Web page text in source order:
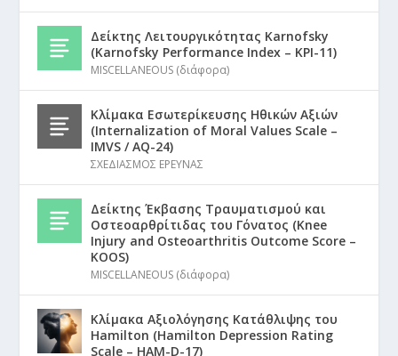
Δείκτης Λειτουργικότητας Karnofsky
(Karnofsky Performance Index – KPI-11)
MISCELLANEOUS (διάφορα)
Κλίμακα Εσωτερίκευσης Ηθικών Αξιών
(Internalization of Moral Values Scale –
IMVS / AQ-24)
ΣΧΕΔΙΑΣΜΟΣ ΕΡΕΥΝΑΣ
Δείκτης Έκβασης Τραυματισμού και
Οστεοαρθρίτιδας του Γόνατος (Knee
Injury and Osteoarthritis Outcome Score –
KOOS)
MISCELLANEOUS (διάφορα)
Κλίμακα Αξιολόγησης Κατάθλιψης του
Hamilton (Hamilton Depression Rating
Scale – HAM-D-17)